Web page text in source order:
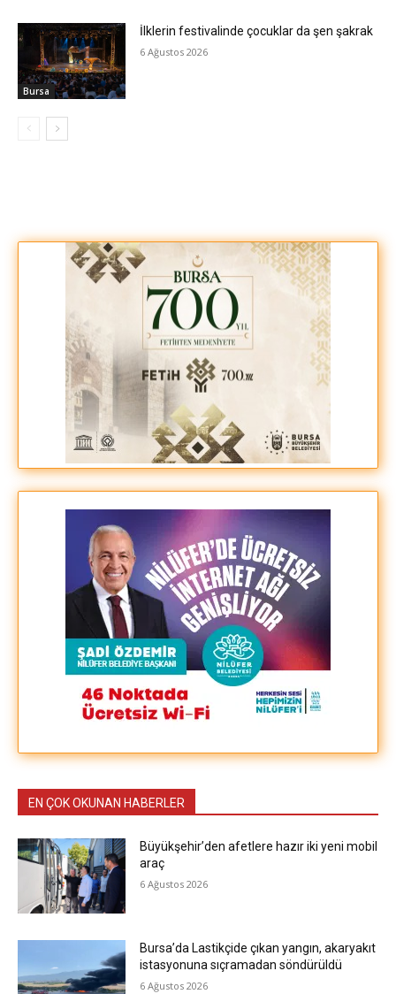
Bursa
İlklerin festivalinde çocuklar da şen şakrak
6 Ağustos 2026
EN ÇOK OKUNAN HABERLER
Büyükşehir’den afetlere hazır iki yeni mobil
araç
6 Ağustos 2026
Bursa’da Lastikçide çıkan yangın, akaryakıt
istasyonuna sıçramadan söndürüldü
6 Ağustos 2026